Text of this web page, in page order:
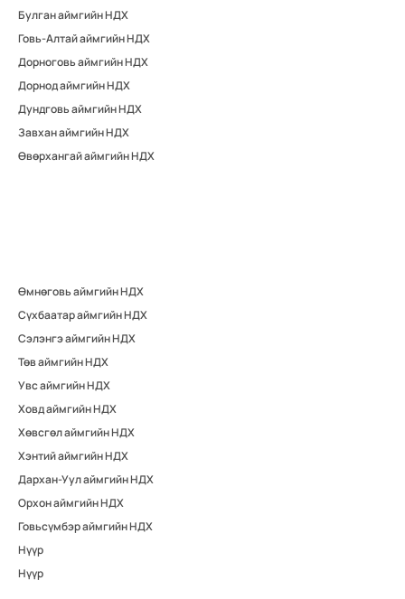
Булган аймгийн НДХ
Говь-Алтай аймгийн НДХ
Дорноговь аймгийн НДХ
Дорнод аймгийн НДХ
Дундговь аймгийн НДХ
Завхан аймгийн НДХ
Өвөрхангай аймгийн НДХ
Өмнөговь аймгийн НДХ
Сүхбаатар аймгийн НДХ
Сэлэнгэ аймгийн НДХ
Төв аймгийн НДХ
Увс аймгийн НДХ
Ховд аймгийн НДХ
Хөвсгөл аймгийн НДХ
Хэнтий аймгийн НДХ
Дархан-Уул аймгийн НДХ
Орхон аймгийн НДХ
Говьсүмбэр аймгийн НДХ
Нүүр
Нүүр